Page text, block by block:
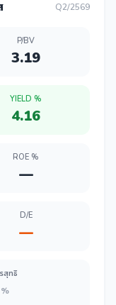
Q2/2569
P/BV
3.19
YIELD %
4.16
ROE %
—
D/E
—
สุทธิ
%